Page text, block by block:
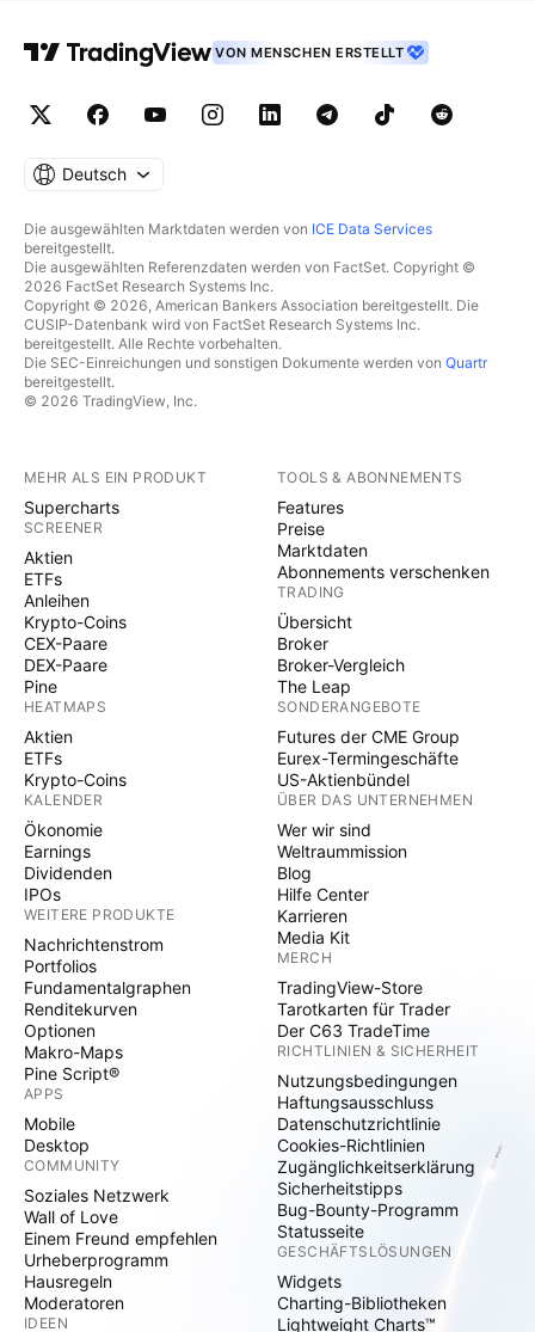
VON MENSCHEN ERSTELLT
Deutsch
Die ausgewählten Marktdaten werden von ICE Data Services
bereitgestellt.
Die ausgewählten Referenzdaten werden von FactSet. Copyright ©
2026 FactSet Research Systems Inc.
Copyright © 2026, American Bankers Association bereitgestellt. Die
CUSIP-Datenbank wird von FactSet Research Systems Inc.
bereitgestellt. Alle Rechte vorbehalten.
Die SEC-Einreichungen und sonstigen Dokumente werden von Quartr
bereitgestellt.
© 2026 TradingView, Inc.
MEHR ALS EIN PRODUKT
Supercharts
SCREENER
Aktien
ETFs
Anleihen
Krypto-Coins
CEX-Paare
DEX-Paare
Pine
HEATMAPS
Aktien
ETFs
Krypto-Coins
KALENDER
Ökonomie
Earnings
Dividenden
IPOs
WEITERE PRODUKTE
Nachrichtenstrom
Portfolios
Fundamentalgraphen
Renditekurven
Optionen
Makro-Maps
Pine Script®
APPS
Mobile
Desktop
COMMUNITY
Soziales Netzwerk
Wall of Love
Einem Freund empfehlen
Urheberprogramm
Hausregeln
Moderatoren
IDEEN
TOOLS & ABONNEMENTS
Features
Preise
Marktdaten
Abonnements verschenken
TRADING
Übersicht
Broker
Broker-Vergleich
The Leap
SONDERANGEBOTE
Futures der CME Group
Eurex-Termingeschäfte
US-Aktienbündel
ÜBER DAS UNTERNEHMEN
Wer wir sind
Weltraummission
Blog
Hilfe Center
Karrieren
Media Kit
MERCH
TradingView-Store
Tarotkarten für Trader
Der C63 TradeTime
RICHTLINIEN & SICHERHEIT
Nutzungsbedingungen
Haftungsausschluss
Datenschutzrichtlinie
Cookies-Richtlinien
Zugänglichkeitserklärung
Sicherheitstipps
Bug-Bounty-Programm
Statusseite
GESCHÄFTSLÖSUNGEN
Widgets
Charting-Bibliotheken
Lightweight Charts™